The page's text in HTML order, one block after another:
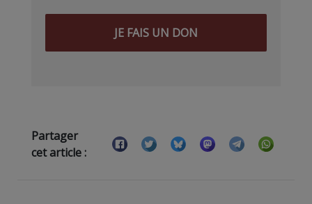
JE FAIS UN DON
Partager
cet article :